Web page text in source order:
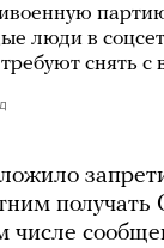
люди в
снять с
числе